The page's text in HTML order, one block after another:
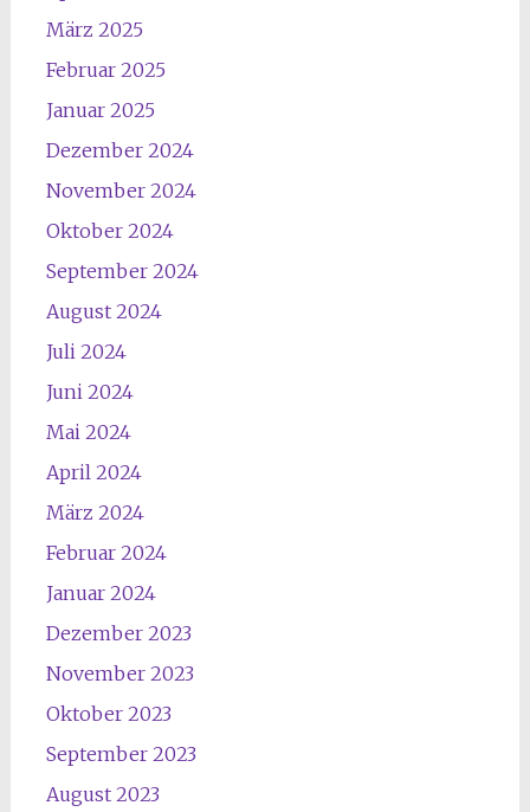
März 2025
Februar 2025
Januar 2025
Dezember 2024
November 2024
Oktober 2024
September 2024
August 2024
Juli 2024
Juni 2024
Mai 2024
April 2024
März 2024
Februar 2024
Januar 2024
Dezember 2023
November 2023
Oktober 2023
September 2023
August 2023